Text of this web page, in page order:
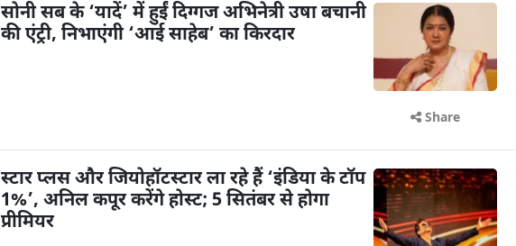
सोनी सब के ‘यादें’ में हुईं दिग्गज अभिनेत्री उषा बचानी
की एंट्री, निभाएंगी ‘आई साहेब’ का किरदार
Share
स्टार प्लस और जियोहॉटस्टार ला रहे हैं ‘इंडिया के टॉप
1%’, अनिल कपूर करेंगे होस्ट; 5 सितंबर से होगा
प्रीमियर